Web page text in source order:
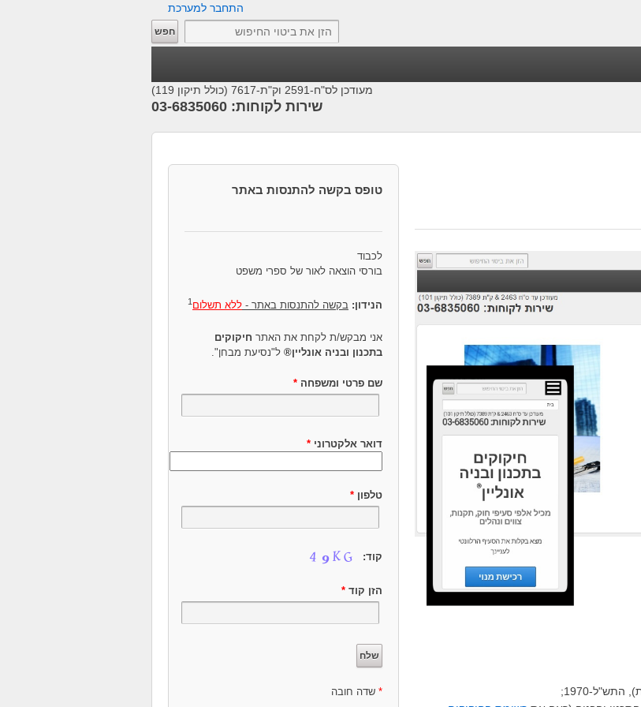
התחבר למערכת
מעודכן לס"ח-2591 וק"ת-7617 (כולל תיקון 119)
שירות לקוחות: 03-6835060
1970;
טופס בקשה להתנסות באתר
לכבוד
בורסי הוצאה לאור של ספרי משפט
הנידון: בקשה להתנסות באתר -ללא תשלום 1
אני מבקש/ת לקחת את האתר חיקוקים
בתכנון ובניה אונליין® ל"נסיעת מבחן".
שם פרטי ומשפחה*
דואר אלקטרוני*
טלפון*
קוד:
הזן קוד*
* שדה חובה